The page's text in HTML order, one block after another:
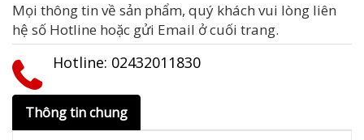
Mọi thông tin về sản phẩm, quý khách vui lòng liên
hệ số Hotline hoặc gửi Email ở cuối trang.
Hotline: ‭02432011830‬
Thông tin chung